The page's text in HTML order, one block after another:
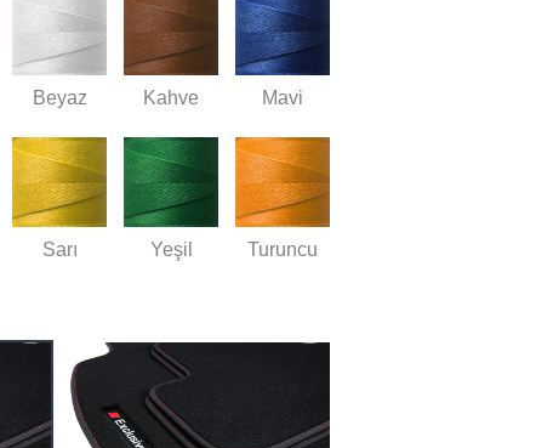
Beyaz Kahve Mavi
Sarı Yeşil Turuncu